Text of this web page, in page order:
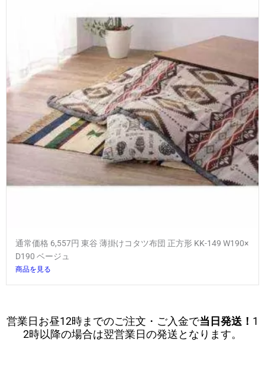
通常価格 6,557円 東谷 薄掛けコタツ布団 正方形 KK-149 W190×
D190 ベージュ
商品を見る
営業日お昼12時までのご注文・ご入金で当日発送！ 1
2時以降の場合は翌営業日の発送となります。